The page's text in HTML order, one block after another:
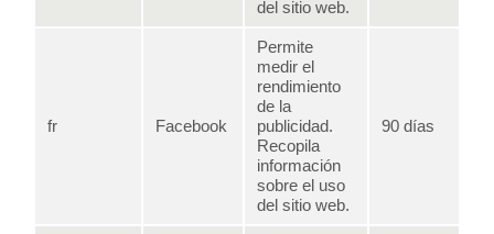
del sitio web.
fr Facebook
Permite
medir el
rendimiento
de la
publicidad.
Recopila
información
sobre el uso
del sitio web.
90 días